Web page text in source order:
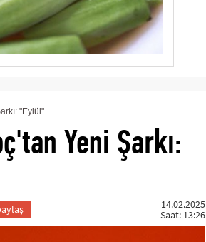
Yeni Şarkı:
"Eylül"
14.02.2025
Saat: 13:26